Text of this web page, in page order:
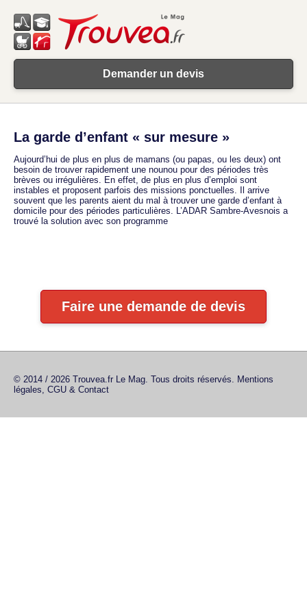
Demander un devis
La garde d’enfant « sur mesure »
Aujourd’hui de plus en plus de mamans (ou papas, ou les deux) ont
besoin de trouver rapidement une nounou pour des périodes très
brèves ou irrégulières. En effet, de plus en plus d’emploi sont
instables et proposent parfois des missions ponctuelles. Il arrive
souvent que les parents aient du mal à trouver une garde d’enfant à
domicile pour des périodes particulières. L’ADAR Sambre-Avesnois a
trouvé la solution avec son programme
Faire une demande de devis
© 2014 / 2026 Trouvea.fr Le Mag. Tous droits réservés. Mentions
légales, CGU & Contact